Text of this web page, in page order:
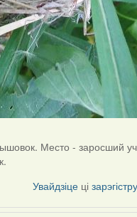
Место - заросший
Увайдзіце ці